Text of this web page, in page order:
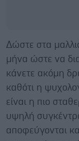
Δώστε στα
μήνα ώστε να
κάνετε ακόμη
καθότι η
είναι η πιο
υψηλή
αποφεύγονται